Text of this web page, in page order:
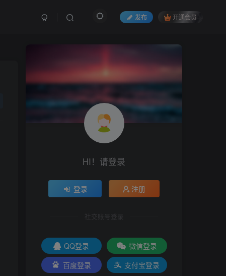
发布 开通会员
HI！请登录
登录 注册
社交账号登录
QQ登录
微信登录
百度登录
支付宝登录